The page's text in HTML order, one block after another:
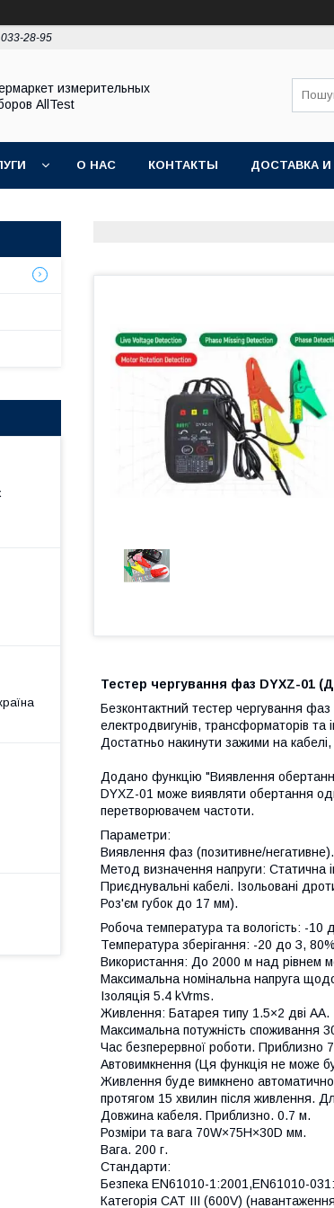
28-95
измерительных
AllTest
О НАС КОНТАКТЫ ДОСТАВКА
Тестер чергування фаз DYXZ-01
Безконтактний тестер чергування
електродвигунів, трансформаторів
Достатньо накинути зажими на кабелі,
Додано функцію "Виявлення
DYXZ-01 може виявляти обертання
перетворювачем частоти.
Параметри:
Виявлення фаз (позитивне/негативне).
Метод визначення напруги: Статична
Приєднувальні кабелі. Ізольовані
Роз'єм губок до 17 мм).
Робоча температура та вологість: -
Температура зберігання: -20 до З,
Використання: До 2000 м над рівнем
Максимальна номінальна напруга
Ізоляція 5.4 kVrms.
Живлення: Батарея типу 1.5×2 дві AA.
Максимальна потужність споживання
Час безперервної роботи. Приблизно
Автовимкнення (Ця функція не може
Живлення буде вимкнено
протягом 15 хвилин після живлення.
Довжина кабеля. Приблизно. 0.7 м.
Розміри та вага 70W×75H×30D мм.
Вага. 200 г.
Стандарти:
Безпека EN61010-1:2001,EN61010-
Категорія CAT III (600V)